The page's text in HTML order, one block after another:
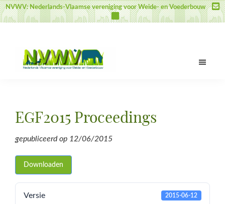
Door
naar
inhoud
Spring
naar
sidebar
Spring
naar
NVWV: Nederlands-Vlaamse vereniging voor Weide- en Voederbouw
voor
en
Voederbouw
EGF2015 Proceedings
gepubliceerd op 12/06/2015
Downloaden
Versie 2015-06-12